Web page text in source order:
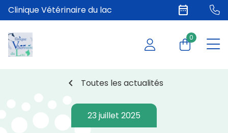
Clinique Vétérinaire du lac date_range
0
chevron_left Toutes les actualités
23 juillet 2025